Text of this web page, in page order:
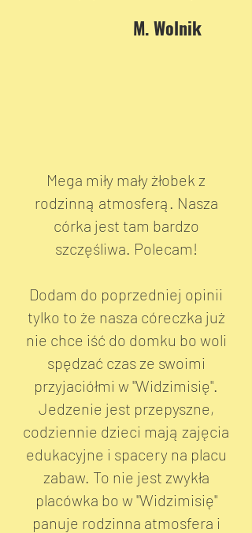
M. Wolnik
Mega miły mały żłobek z
rodzinną atmosferą. Nasza
córka jest tam bardzo
szczęśliwa. Polecam!
Dodam do poprzedniej opinii
tylko to że nasza córeczka już
nie chce iść do domku bo woli
spędzać czas ze swoimi
przyjaciółmi w "Widzimisię".
Jedzenie jest przepyszne,
codziennie dzieci mają zajęcia
edukacyjne i spacery na placu
zabaw. To nie jest zwykła
placówka bo w "Widzimisię"
panuje rodzinna atmosfera i